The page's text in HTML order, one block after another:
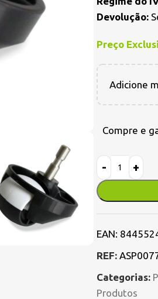
Devolução:
Preço
Adicione
Compre e
EAN:
REF:
Categorias:
Produtos